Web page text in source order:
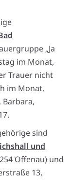
„Ja
im Monat,
Trauer nicht
im Monat,
Barbara,
sind
und
Offenau) und
13,